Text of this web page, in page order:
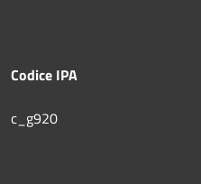
Codice IPA
c_g920